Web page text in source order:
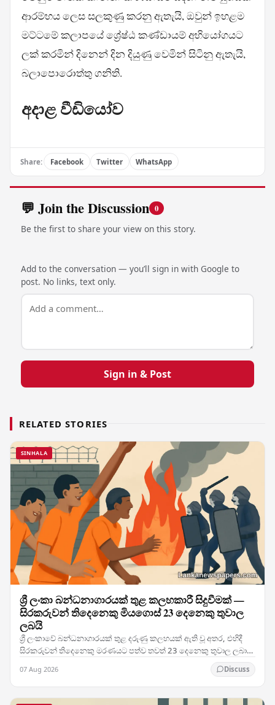
ආරම්භය ලෙස සලකුණු කරනු ඇතැයි, ඔවුන් ඉහළම
මට්ටමේ කලාපයේ ශ්‍රේෂ්ඨ කණ්ඩායම් අභියෝගයට
ලක් කරමින් දිනෙන් දින දියුණු වෙමින් සිටිනු ඇතැයි,
බලාපොරොත්තු ගනිති.
අදාළ වීඩියෝව
Share: Facebook Twitter WhatsApp
💬 Join the Discussion 0
Be the first to share your view on this story.
Add to the conversation — you’ll sign in with Google to
post. No links, text only.
Sign in & Post
RELATED STORIES
SINHALA
ශ්‍රී ලංකා බන්ධනාගාරයක් තුළ කලහකාරී සිදුවීමක් —
සිරකරුවන් තිදෙනෙකු මියගොස් 23 දෙනෙකු තුවාල
ලබයි
ශ්‍රී ලංකාවේ බන්ධනාගාරයක් තුළ දරුණු කලහයක් ඇති වූ අතර, එහිදී
සිරකරුවන් තිදෙනෙකු මරණයට පත්ව තවත් 23 දෙනෙකු තුවාල ලබා
07 Aug 2026 Discuss